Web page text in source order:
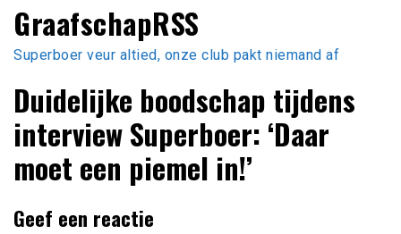
GraafschapRSS
Superboer veur altied, onze club pakt niemand af
Duidelijke boodschap tijdens
interview Superboer: ‘Daar
moet een piemel in!’
Geef een reactie